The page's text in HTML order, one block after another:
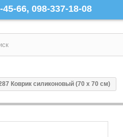
66, 098-337-18-08
Коврик силиконовый (70 х 70 см)